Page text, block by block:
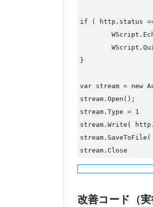
if ( http.status
}
var stream = new
stream.Open();
stream.Type = 1
stream.Write(
改善コード（実